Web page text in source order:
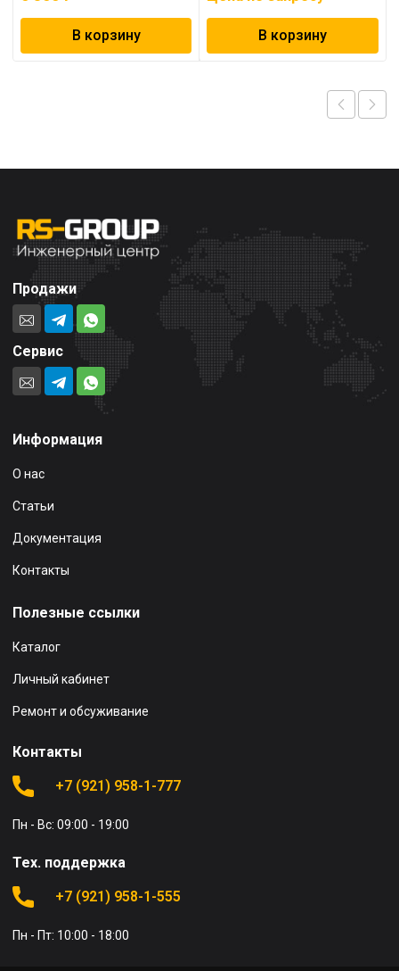
В корзину В корзину
Продажи
Сервис
Информация
О нас
Статьи
Документация
Контакты
Полезные ссылки
Каталог
Личный кабинет
Ремонт и обсуживание
Контакты
+7 (921) 958-1-777
Пн - Вс: 09:00 - 19:00
Тех. поддержка
+7 (921) 958-1-555
Пн - Пт: 10:00 - 18:00